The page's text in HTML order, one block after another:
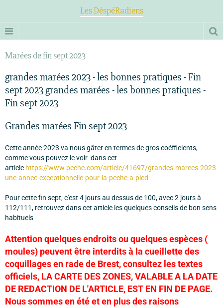
Les DéspéRadiens
Marées de fin sept 2023
grandes marées 2023 - les bonnes pratiques - Fin
sept 2023 grandes marées - les bonnes pratiques -
Fin sept 2023
Grandes marées Fin sept 2023
Cette année 2023 va nous gâter en termes de gros coéfficients,
comme vous pouvez le voir dans cet
article https://www.peche.com/article/41697/grandes-marees-2023-
une-annee-exceptionnelle-pour-la-peche-a-pied
Pour cette fin sept, c'est 4 jours au dessus de 100, avec 2 jours à
112/111, retrouvez dans cet article les quelques conseils de bon sens
habituels
Attention quelques endroits ou quelques espèces (
moules) peuvent être interdits à la cueillette des
coquillages en rade de Brest, consultez les textes
officiels, LA CARTE DES ZONES, VALABLE A LA DATE
DE REDACTION DE L'ARTICLE, EST EN FIN DE PAGE.
Nous sommes en été et en plus des raisons